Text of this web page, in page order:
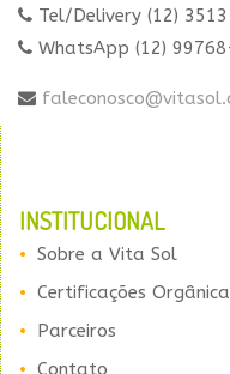
Tel/Delivery (12)
WhatsApp (12)
INSTITUCIONAL
Sobre a Vita Sol
Certificações
Parceiros
Contato